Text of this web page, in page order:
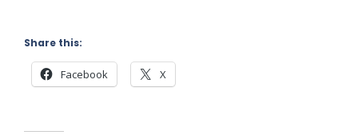
Share this:
Facebook X